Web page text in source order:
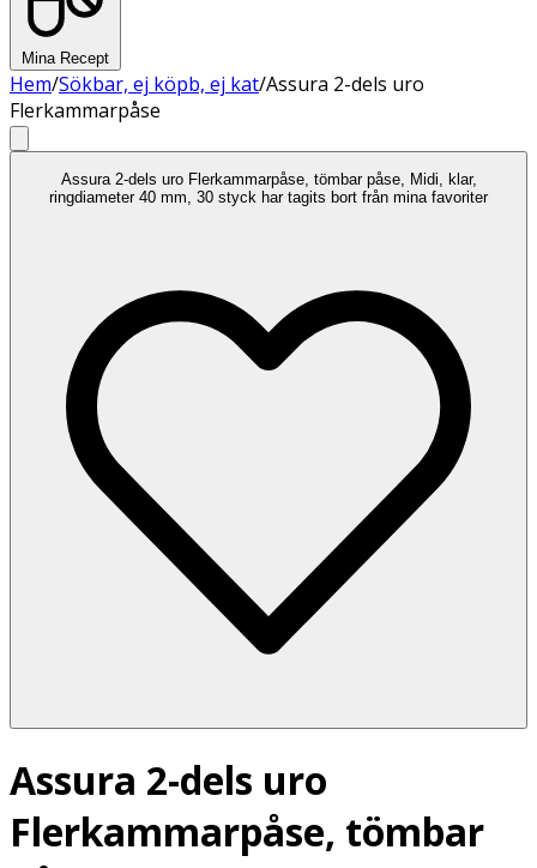
Mina Recept
Hem/Sökbar, ej köpb, ej kat/Assura 2-dels uro
Flerkammarpåse
Assura 2-dels uro Flerkammarpåse, tömbar påse, Midi, klar,
ringdiameter 40 mm, 30 styck har tagits bort från mina favoriter
Assura 2-dels uro
Flerkammarpåse, tömbar